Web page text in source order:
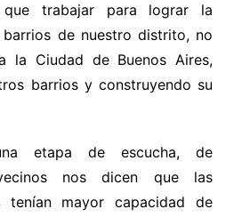
que trabajar para lograr la
de nuestro distrito, no
la Ciudad de Buenos Aires,
barrios y construyendo su
etapa de escucha, de
nos dicen que las
tenían mayor capacidad de